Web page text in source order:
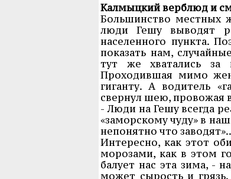
Калмыцкий верблюд и
Большинство местных
люди Гешу выводят
населенного пункта.
показать нам,
тут же хватались за
Проходившая мимо
гиганту. А водитель
свернул шею, провожая
- Люди на Гешу всегда
«заморскому чуду» в
непонятно что
Интересно, как этот
морозами, как в этом
балует нас эта зима, -
может сырость и